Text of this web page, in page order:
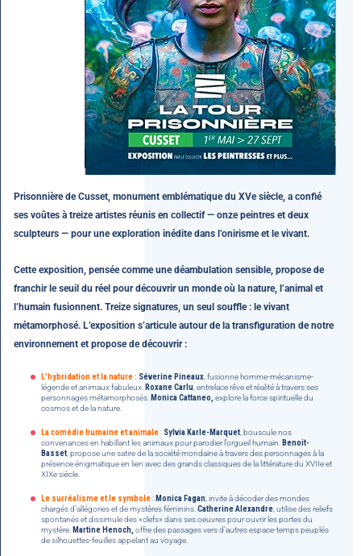
Prisonnière de Cusset, monument emblématique du XVe siècle, a confié
ses voûtes à treize artistes réunis en collectif — onze peintres et deux
sculpteurs — pour une exploration inédite dans l’onirisme et le vivant.
Cette exposition, pensée comme une déambulation sensible, propose de
franchir le seuil du réel pour découvrir un monde où la nature, l’animal et
l’humain fusionnent. Treize signatures, un seul souffle : le vivant
métamorphosé. L’exposition s’articule autour de la transfiguration de notre
environnement et propose de découvrir :
L’hybridation et la nature : Séverine Pineaux, fusionne homme-mécanisme-
légende et animaux fabuleux. Roxane Carlu, entrelace rêve et réalité à travers ses
personnages métamorphosés. Monica Cattaneo, explore la force spirituelle du
cosmos et de la nature.
La comédie humaine et animale: Sylvia Karle-Marquet, bouscule nos
convenances en habillant les animaux pour parodier l’orgueil humain. Benoit-
Basset, propose une satire de la société mondaine à travers des personnages à la
présence énigmatique en lien avec des grands classiques de la littérature du XVIIe et
XIXe siècle.
Le surréalisme et le symbole: Monica Fagan, invite à décoder des mondes
chargés d’allégories et de mystères féminins.Catherine Alexandre, utilise des reliefs
spontanés et dissimule des «clefs» dans ses oeuvres pour ouvrir les portes du
mystère. Martine Henoch,offre des passages vers d’autres espace-temps peuplés
de silhouettes-feuilles appelant au voyage.